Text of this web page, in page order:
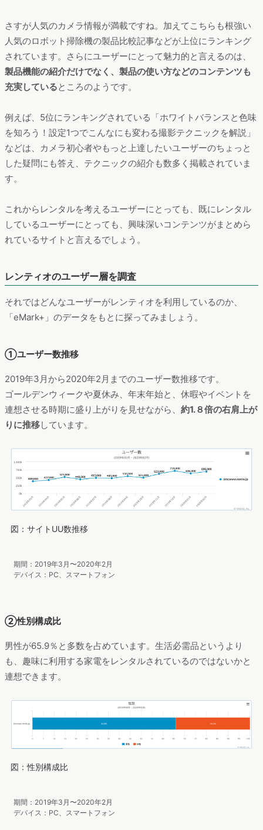
さすが人気のカメラ情報が満載ですね。加えてこちらも根強い
人気のロボット掃除機の製品比較記事などが上位にランキング
されています。さらにユーザーにとって魅力的と言えるのは、
製品機能の紹介だけでなく、製品の使い方などのコンテンツも
充実しているところのようです。
例えば、5位にランキングされている「ホワイトバランスと色味
を知ろう！設定1つでこんなにも変わる撮影テクニックを解説」
などは、カメラ初心者やもっと上達したいユーザーのちょっと
した疑問にも答え、テクニックの紹介も数多く掲載されていま
す。
これからレンタルを考えるユーザーにとっても、既にレンタル
しているユーザーにとっても、興味深いコンテンツがまとめら
れているサイトと言えるでしょう。
レンティオのユーザー層を調査
それではどんなユーザーがレンティオを利用しているのか、
「eMark+」のデータをもとに探ってみましょう。
①ユーザー数推移
2019年3月から2020年2月までのユーザー数推移です。
ゴールデンウィークや夏休み、年末年始と、休暇やイベントを
連想させる時期に盛り上がりを見せながら、 約1.８倍の右肩上が
りに推移しています。
図：サイトUU数推移
期間：2019年3月〜2020年2月
デバイス：PC、スマートフォン
②性別構成比
男性が65.9％と多数を占めています。生活必需品というより
も、趣味に利用する家電をレンタルされているのではないかと
連想できます。
図：性別構成比
期間：2019年3月〜2020年2月
デバイス：PC、スマートフォン